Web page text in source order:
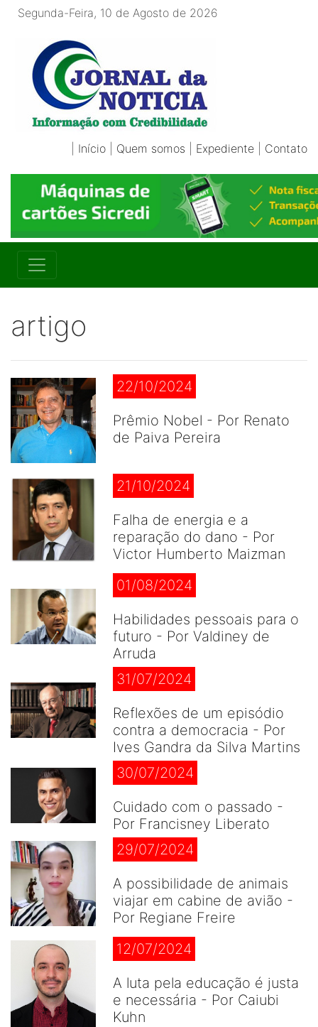
Segunda-Feira, 10 de Agosto de 2026
Início Quem somos Expediente Contato
artigo
22/10/2024
Prêmio Nobel - Por Renato
de Paiva Pereira
21/10/2024
Falha de energia e a
reparação do dano - Por
Victor Humberto Maizman
01/08/2024
Habilidades pessoais para o
futuro - Por Valdiney de
Arruda
31/07/2024
Reflexões de um episódio
contra a democracia - Por
Ives Gandra da Silva Martins
30/07/2024
Cuidado com o passado -
Por Francisney Liberato
29/07/2024
A possibilidade de animais
viajar em cabine de avião -
Por Regiane Freire
12/07/2024
A luta pela educação é justa
e necessária - Por Caiubi
Kuhn